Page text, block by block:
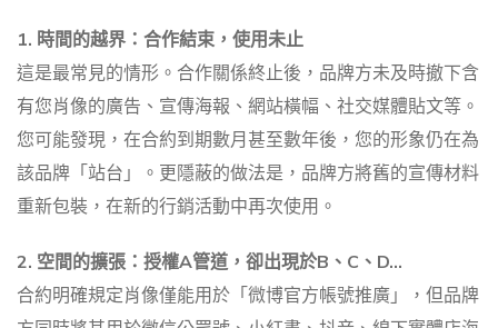
1. 時間的越界：合作結束，使用未止
這是最常見的情形。合作關係終止後，品牌方未及時撤下含
有您肖像的廣告、宣傳海報、網站橫幅、社交媒體貼文等。
您可能發現，在合約到期數月甚至數年後，您的形象仍在為
該品牌「站台」。更隱蔽的做法是，品牌方將舊的宣傳材料
重新包裝，在新的行銷活動中再次使用。
2. 空間的擴張：授權A管道，卻出現於B、C、D…
合約明確規定肖像僅能用於「微博官方帳號推廣」，但品牌